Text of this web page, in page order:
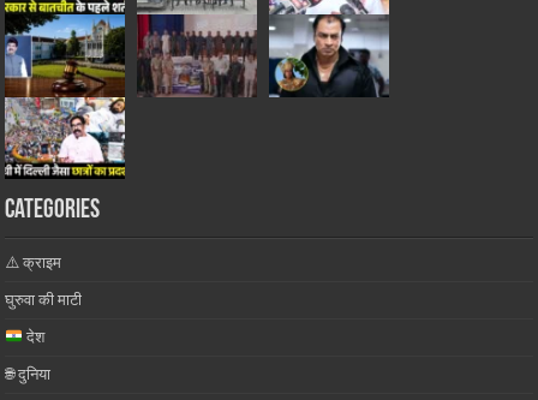
Categories
⚠️ क्राइम
घुरुवा की माटी
देश
🌐 दुनिया